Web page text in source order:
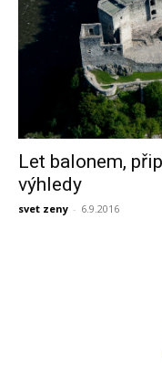
Let balonem,
výhledy
svet zeny - 6.9.2016